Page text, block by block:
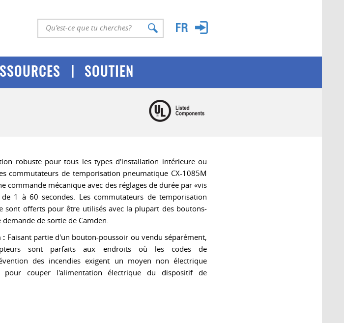
SOUTIEN
robuste pour tous les types d'installation intérieure ou
commutateurs de temporisation pneumatique CX-1085M
commande mécanique avec des réglages de durée par «vis
de 1 à 60 secondes. Les commutateurs de temporisation
sont offerts pour être utilisés avec la plupart des boutons-
demande de sortie de Camden.
: Faisant partie d'un bouton-poussoir ou vendu séparément,
sont parfaits aux endroits où les codes de
des incendies exigent un moyen non électrique
pour couper l'alimentation électrique du dispositif de